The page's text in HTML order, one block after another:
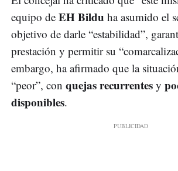
equipo de EH Bildu ha asumido el
objetivo de darle “estabilidad”,
prestación y permitir su
embargo, ha afirmado que la
“peor”, con quejas recurrentes y
disponibles.